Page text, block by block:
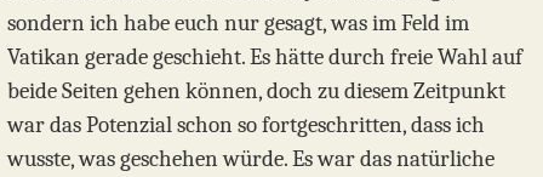
sondern ich habe euch nur gesagt, was im Feld im
Vatikan gerade geschieht. Es hätte durch freie Wahl auf
beide Seiten gehen können, doch zu diesem Zeitpunkt
war das Potenzial schon so fortgeschritten, dass ich
wusste, was geschehen würde. Es war das natürliche